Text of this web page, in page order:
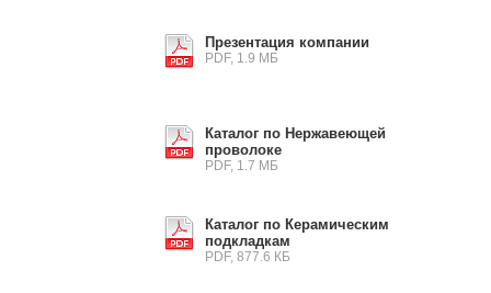
Презентация компании
PDF, 1.9 МБ
Каталог по Нержавеющей
проволоке
PDF, 1.7 МБ
Каталог по Керамическим
подкладкам
PDF, 877.6 КБ